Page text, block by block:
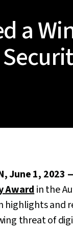
a
June 1, 2023
Awardin the
highlights and
threat of